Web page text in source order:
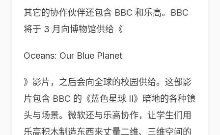
其它的协作伙伴还包含 BBC 和乐高。BBC
将于 3 月向博物馆供给《
Oceans: Our Blue Planet
》影片，之后会向全球的校园供给。这部影
片包含 BBC 的《蓝色星球 II》暗地的各种镜
头与场景。微软还与乐高协作，让学生们用
乐高积木制造东西来丈量二维、三维空间的